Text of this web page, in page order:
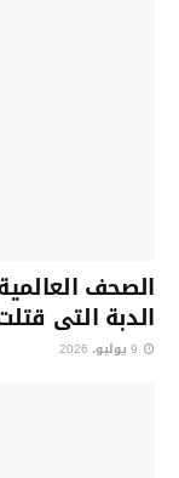
الصحف
الدبة التى